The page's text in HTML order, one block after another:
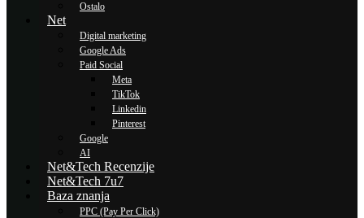
Ostalo
Net
Digital marketing
Google Ads
Paid Social
Meta
TikTok
Linkedin
Pinterest
Google
AI
Net&Tech Recenzije
Net&Tech 7u7
Baza znanja
PPC (Pay Per Click)